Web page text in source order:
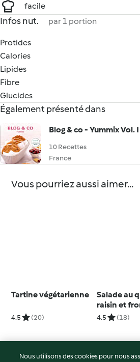
facile
Infos nut. par 1 portion
Protides
Calories
Lipides
Fibre
Glucides
Également présenté dans
Blog & co - Yummix Vol. I
10 Recettes
France
Vous pourriez aussi aimer...
Tartine végétarienne
4.5 (20)
Salade au
raisin et
4.5 (18)
Nous utilisons des cookies pour nous